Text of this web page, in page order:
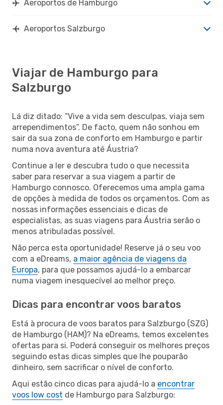
Aeroportos de Hamburgo
Aeroportos Salzburgo
Viajar de Hamburgo para
Salzburgo
Lá diz ditado: “Vive a vida sem desculpas, viaja sem
arrependimentos”. De facto, quem não sonhou em
sair da sua zona de conforto em Hamburgo e partir
numa nova aventura até Áustria?
Continue a ler e descubra tudo o que necessita
saber para reservar a sua viagem a partir de
Hamburgo connosco. Oferecemos uma ampla gama
de opções à medida de todos os orçamentos. Com as
nossas informações essenciais e dicas de
especialistas, as suas viagens para Áustria serão o
menos atribuladas possível.
Não perca esta oportunidade! Reserve já o seu voo
com a eDreams, a maior agência de viagens da
Europa, para que possamos ajudá-lo a embarcar
numa viagem inesquecível ao melhor preço.
Dicas para encontrar voos baratos
Está à procura de voos baratos para Salzburgo (SZG)
de Hamburgo (HAM)? Na eDreams, temos excelentes
ofertas para si. Poderá conseguir os melhores preços
seguindo estas dicas simples que lhe pouparão
dinheiro, sem sacrificar o nível de conforto.
Aqui estão cinco dicas para ajudá-lo a encontrar
voos low cost de Hamburgo para Salzburgo: